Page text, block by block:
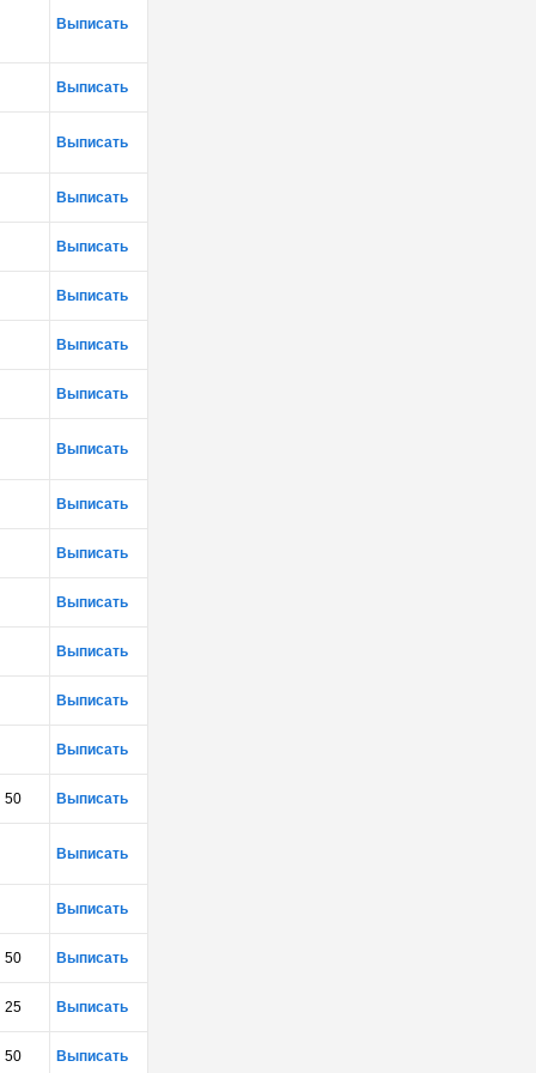
Выписать
Выписать
Выписать
Выписать
Выписать
Выписать
Выписать
Выписать
Выписать
Выписать
Выписать
Выписать
Выписать
Выписать
Выписать
50 Выписать
Выписать
Выписать
50 Выписать
25 Выписать
50 Выписать